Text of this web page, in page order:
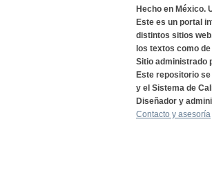
Hecho en México.
Este es un portal
distintos sitios
los textos como
Sitio administrado
Este repositorio
y el Sistema de
Diseñador y
Contacto y asesoría